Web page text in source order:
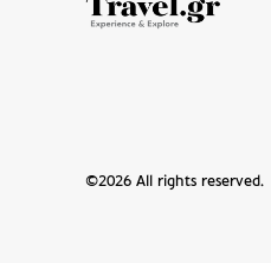
©2026 All rights reserved.